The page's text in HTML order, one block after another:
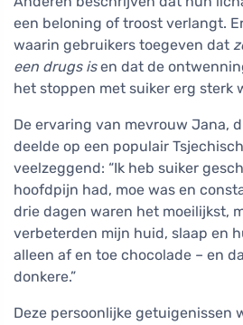
een beloning of troost verlangt.
waarin gebruikers toegeven dat
een drugs isen dat de
het stoppen met suiker erg sterk
De ervaring van mevrouw Jana,
deelde op een populair
veelzeggend: “Ik heb suiker
hoofdpijn had, moe was en
drie dagen waren het moeilijkst,
verbeterden mijn huid, slaap en
alleen af en toe chocolade – en
donkere.”
Deze persoonlijke getuigenissen